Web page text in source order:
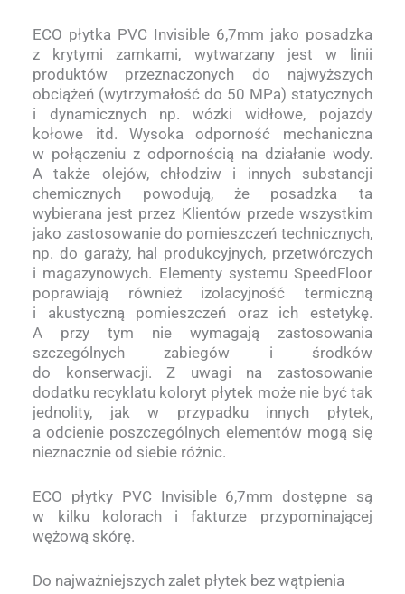
ECO płytka PVC Invisible 6,7mm jako posadzka
z krytymi zamkami, wytwarzany jest w linii
produktów przeznaczonych do najwyższych
obciążeń (wytrzymałość do 50 MPa) statycznych
i dynamicznych np. wózki widłowe, pojazdy
kołowe itd. Wysoka odporność mechaniczna
w połączeniu z odpornością na działanie wody.
A także olejów, chłodziw i innych substancji
chemicznych powodują, że posadzka ta
wybierana jest przez Klientów przede wszystkim
jako zastosowanie do pomieszczeń technicznych,
np. do garaży, hal produkcyjnych, przetwórczych
i magazynowych. Elementy systemu SpeedFloor
poprawiają również izolacyjność termiczną
i akustyczną pomieszczeń oraz ich estetykę.
A przy tym nie wymagają zastosowania
szczególnych zabiegów i środków
do konserwacji. Z uwagi na zastosowanie
dodatku recyklatu koloryt płytek może nie być tak
jednolity, jak w przypadku innych płytek,
a odcienie poszczególnych elementów mogą się
nieznacznie od siebie różnic.
ECO płytky PVC Invisible 6,7mm dostępne są
w kilku kolorach i fakturze przypominającej
wężową skórę.
Do najważniejszych zalet płytek bez wątpienia